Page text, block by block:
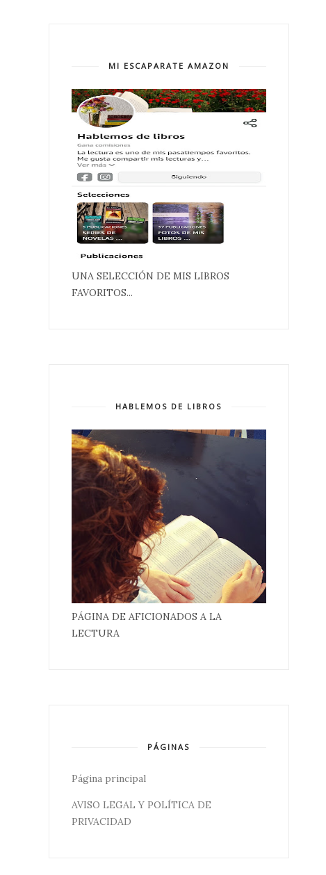
MI ESCAPARATE AMAZON
UNA SELECCIÓN DE MIS LIBROS
FAVORITOS...
HABLEMOS DE LIBROS
PÁGINA DE AFICIONADOS A LA
LECTURA
PÁGINAS
Página principal
AVISO LEGAL Y POLÍTICA DE
PRIVACIDAD